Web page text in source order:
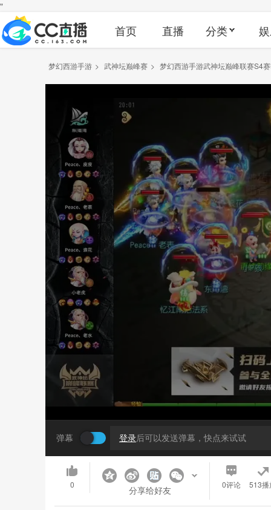
"
首页 直播 分类
梦幻西游手游 > 武神坛巅峰赛 > 梦幻西游手游武神坛巅峰联赛S4
弹幕 登录后可以发送弹幕，快点来试试
0 分享给好友 0评论 513播